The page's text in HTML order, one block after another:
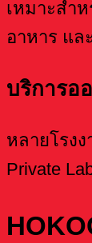
เหมาะสำ
อาหาร แล
บริการ
หลายโรง
Private